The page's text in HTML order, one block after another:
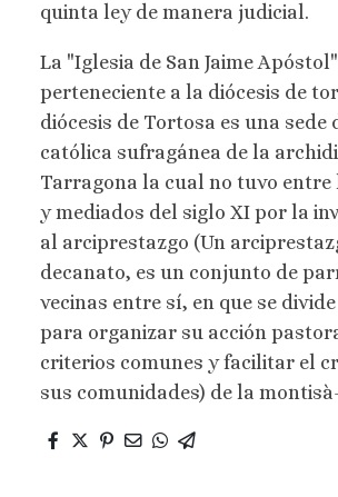
quinta ley de manera judicial.
La "Iglesia de San Jaime Apóstol"
perteneciente a la diócesis de
diócesis de Tortosa es una sede
católica sufragánea de la
Tarragona la cual no tuvo entre
y mediados del siglo XI por la
al arciprestazgo (Un
decanato, es un conjunto de
vecinas entre sí, en que se
para organizar su acción
criterios comunes y facilitar el
sus comunidades) de la